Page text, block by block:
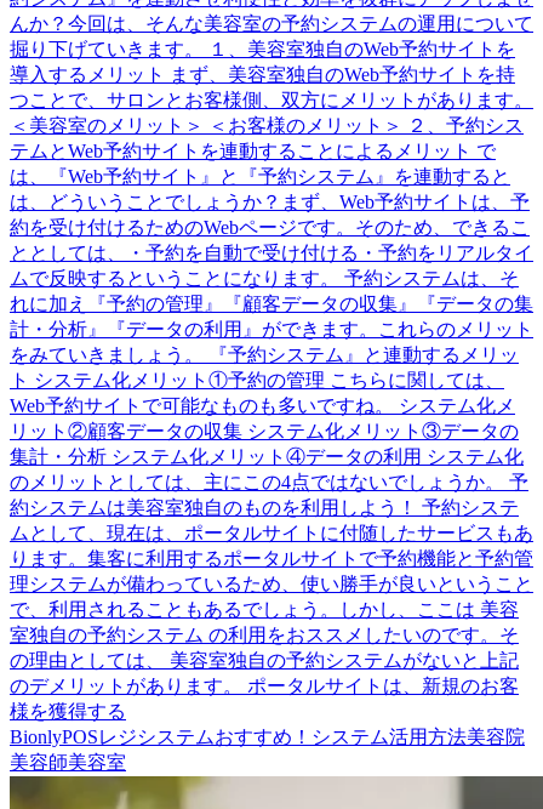
んか？今回は、そんな美容室の予約システムの運用について
掘り下げていきます。 １、美容室独自のWeb予約サイトを
導入するメリット まず、美容室独自のWeb予約サイトを持
つことで、サロンとお客様側、双方にメリットがあります。
＜美容室のメリット＞ ＜お客様のメリット＞ ２、予約シス
テムとWeb予約サイトを連動することによるメリット で
は、『Web予約サイト』と『予約システム』を連動すると
は、どういうことでしょうか？まず、Web予約サイトは、予
約を受け付けるためのWebページです。そのため、できるこ
ととしては、・予約を自動で受け付ける・予約をリアルタイ
ムで反映するということになります。 予約システムは、そ
れに加え『予約の管理』『顧客データの収集』『データの集
計・分析』『データの利用』ができます。これらのメリット
をみていきましょう。 『予約システム』と連動するメリッ
ト システム化メリット①予約の管理 こちらに関しては、
Web予約サイトで可能なものも多いですね。 システム化メ
リット②顧客データの収集 システム化メリット③データの
集計・分析 システム化メリット④データの利用 システム化
のメリットとしては、主にこの4点ではないでしょうか。 予
約システムは美容室独自のものを利用しよう！ 予約システ
ムとして、現在は、ポータルサイトに付随したサービスもあ
ります。集客に利用するポータルサイトで予約機能と予約管
理システムが備わっているため、使い勝手が良いということ
で、利用されることもあるでしょう。しかし、ここは 美容
室独自の予約システム の利用をおススメしたいのです。そ
の理由としては、 美容室独自の予約システムがないと上記
のデメリットがあります。 ポータルサイトは、新規のお客
様を獲得する
BionlyPOSレジシステムおすすめ！ システム活用方法美容院
美容師美容室